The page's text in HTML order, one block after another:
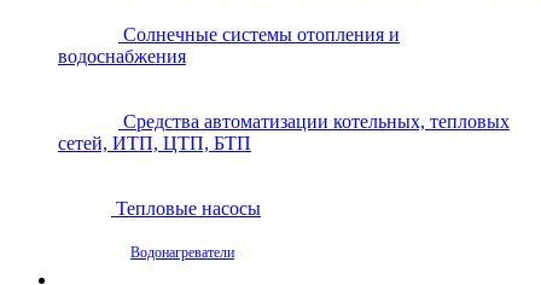
Солнечные системы отопления и
водоснабжения
Средства автоматизации котельных, тепловых
сетей, ИТП, ЦТП, БТП
Тепловые насосы
Водонагреватели